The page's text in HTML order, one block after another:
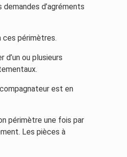
d’agréments
ces périmètres.
ou plusieurs
est en
périmètre une fois par
Les pièces à